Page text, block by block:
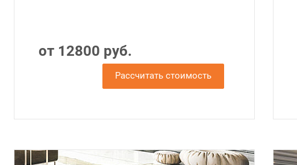
от 12800 руб.
Рассчитать стоимость